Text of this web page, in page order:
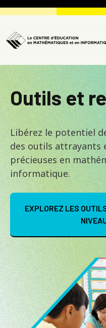
Skip to main content
Outils et
Libérez le potentiel
des outils attrayants
précieuses en
informatique.
EXPLOREZ LES
Image